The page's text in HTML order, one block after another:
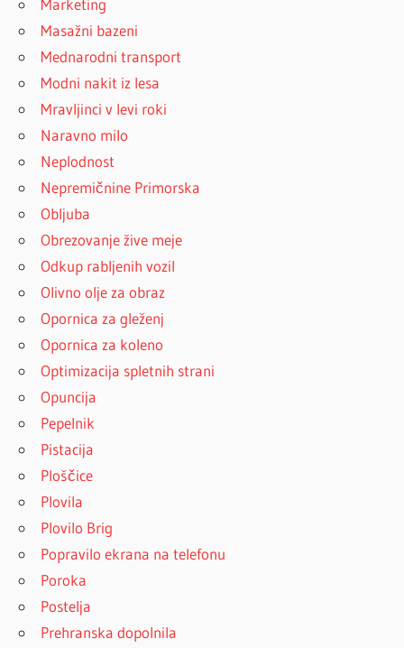
Marketing
Masažni bazeni
Mednarodni transport
Modni nakit iz lesa
Mravljinci v levi roki
Naravno milo
Neplodnost
Nepremičnine Primorska
Obljuba
Obrezovanje žive meje
Odkup rabljenih vozil
Olivno olje za obraz
Opornica za gleženj
Opornica za koleno
Optimizacija spletnih strani
Opuncija
Pepelnik
Pistacija
Ploščice
Plovila
Plovilo Brig
Popravilo ekrana na telefonu
Poroka
Postelja
Prehranska dopolnila